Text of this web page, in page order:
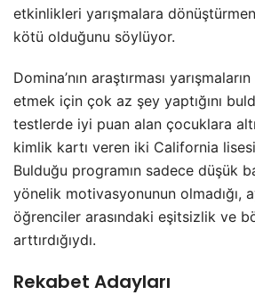
etkinlikleri yarışmalara
kötü olduğunu söylüyor.
Domina’nın araştırması
etmek için çok az şey yaptığını
testlerde iyi puan alan çocuklara
kimlik kartı veren iki California
Bulduğu programın sadece düşük
yönelik motivasyonunun olmadığı,
öğrenciler arasındaki eşitsizlik ve
arttırdığıydı.
Rekabet Adayları